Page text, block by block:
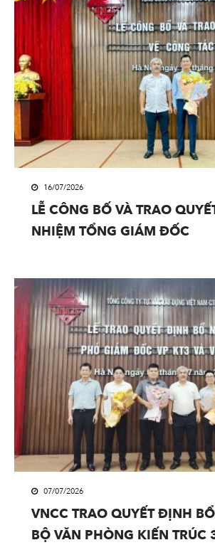
16/07/2026
LỄ CÔNG BỐ VÀ TRAO
NHIỆM TỔNG GIÁM ĐỐC
07/07/2026
VNCC TRAO QUYẾT ĐỊNH
BỘ VĂN PHÒNG KIẾN TRÚC